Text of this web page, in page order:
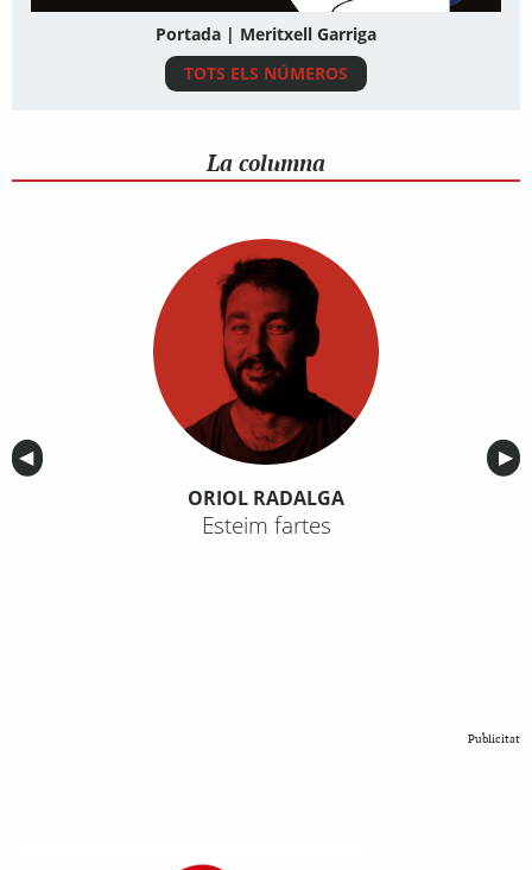
Portada | Meritxell Garriga
TOTS ELS NÚMEROS
La columna
Anterior
◀︎ ▶︎
ORIOL RADALGA
Esteim fartes
Publicitat